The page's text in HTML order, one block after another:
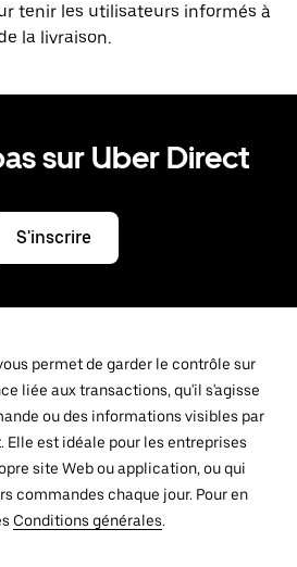
tenir les utilisateurs informés à
la livraison.
sur Uber Direct
S'inscrire
permet de garder le contrôle sur
liée aux transactions, qu'il s'agisse
ou des informations visibles par
est idéale pour les entreprises
site Web ou application, ou qui
commandes chaque jour. Pour en
Conditions générales.